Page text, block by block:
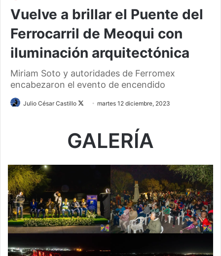
Vuelve a brillar el Puente del
Ferrocarril de Meoqui con
iluminación arquitectónica
Miriam Soto y autoridades de Ferromex
encabezaron el evento de encendido
Julio César Castillo
Followmartes 12 diciembre, 2023
GALERÍA